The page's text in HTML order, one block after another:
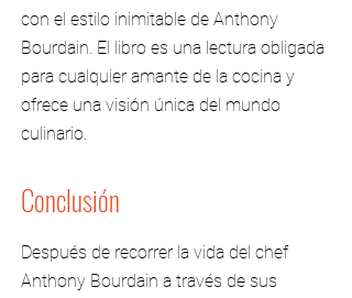
con el estilo inimitable de Anthony
Bourdain. El libro es una lectura obligada
para cualquier amante de la cocina y
ofrece una visión única del mundo
culinario.
Conclusión
Después de recorrer la vida del chef
Anthony Bourdain a través de sus